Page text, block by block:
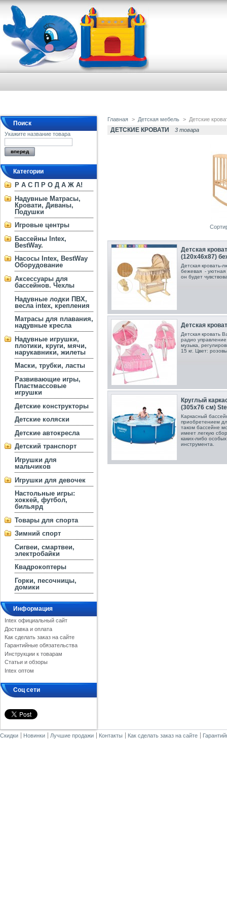
Поиск
Укажите название товара
Категории
Р А С П Р О Д А Ж А!
Надувные Матрасы,
Кровати, Диваны,
Подушки
Игровые центры
Бассейны Intex,
BestWay.
Насосы Intex, BestWay
Оборудование
Аксессуары для
бассейнов. Чехлы
Надувные лодки ПВХ,
весла intex, крепления
Матрасы для плавания,
надувные кресла
Надувные игрушки,
плотики, круги, мячи,
нарукавники, жилеты
Маски, трубки, ласты
Развивающие игры,
Пластмассовые
игрушки
Детские конструкторы
Детские коляски
Детские автокресла
Детский транспорт
Игрушки для
мальчиков
Игрушки для девочек
Настольные игры:
хоккей, футбол,
бильярд
Товары для спорта
Зимний спорт
Сигвеи, смартвеи,
электробайки
Квадрокоптеры
Горки, песочницы,
домики
Информация
Intex официальный сайт
Доставка и оплата
Как сделать заказ на сайте
Гарантийные обязательства
Инструкции к товарам
Статьи и обзоры
Intex оптом
Соц сети
Главная > Детская мебель > Детские
ДЕТСКИЕ КРОВАТИ 3 товара
Детская
(120х46х87)
Детская кровать-
бежевая - уютная
он будет
Детская
Детская кровать
радио
музыка,
15 кг. Цвет:
Круглый
(305х76 см)
Каркасный
приобретением
таком бассейне
имеет легкую
каких-либо
инструмента.
Скидки Новинки Лучшие продажи Контакты Как сделать заказ на сайте